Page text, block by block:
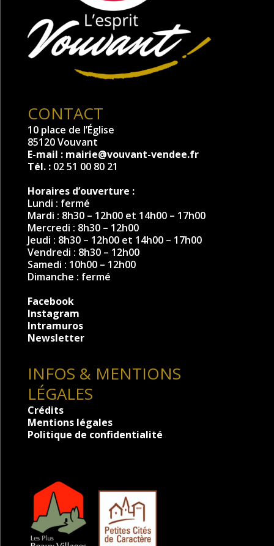
CONTACT
10 place de l’Église
85120 Vouvant
E-mail : mairie@vouvant-vendee.fr
Tél. : 02 51 00 80 21
Horaires d’ouverture :
Lundi : fermé
Mardi : 8h30 – 12h00 et 14h00 – 17h00
Mercredi : 8h30 – 12h00
Jeudi : 8h30 – 12h00 et 14h00 – 17h00
Vendredi : 8h30 – 12h00
Samedi : 10h00 – 12h00
Dimanche : fermé
Facebook
Instagram
Intramuros
Newsletter
INFOS & MENTIONS
LÉGALES
Crédits
Mentions légales
Politique de confidentialité